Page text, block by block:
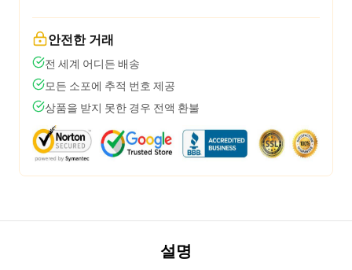
안전한 거래
전 세계 어디든 배송
모든 소포에 추적 번호 제공
상품을 받지 못한 경우 전액 환불
설명